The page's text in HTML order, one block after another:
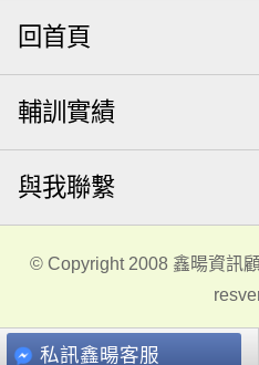
回首頁
輔訓實績
與我聯繫
© Copyright 2008 鑫暘資訊
私訊鑫暘客服